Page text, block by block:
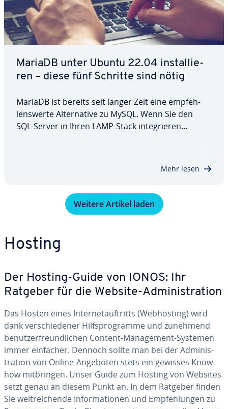
MariaDB unter Ubuntu 22.04 in­stal­lie­
ren – diese fünf Schritte sind nötig
MariaDB ist bereits seit langer Zeit eine emp­feh­
lens­wer­te Al­ter­na­ti­ve zu MySQL. Wenn Sie den
SQL-Server in Ihren LAMP-Stack in­te­grie­ren
Mehr lesen
Weitere Artikel laden
Hosting
Der Hosting-Guide von IONOS: Ihr
Ratgeber für die Website-Ad­mi­nis­tra­ti­on
Das Hosten eines In­ter­net­auf­tritts (Web­hos­ting) wird
dank ver­schie­de­ner Hilfs­pro­gram­me und zunehmend
be­nut­zer­freund­li­chen Content-Ma­nage­ment-Systemen
immer einfacher. Dennoch sollte man bei der Ad­mi­nis­
tra­ti­on von Online-Angeboten stets ein gewisses Know-
how mit­brin­gen. Unser Guide zum Hosting von Websites
setzt genau an diesem Punkt an. In dem Ratgeber finden
Sie weit­rei­chen­de In­for­ma­tio­nen und Emp­feh­lun­gen zu